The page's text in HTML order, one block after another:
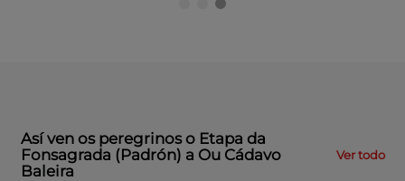
Así ven os peregrinos o Etapa da
Fonsagrada (Padrón) a Ou Cádavo
Baleira
Ver todo